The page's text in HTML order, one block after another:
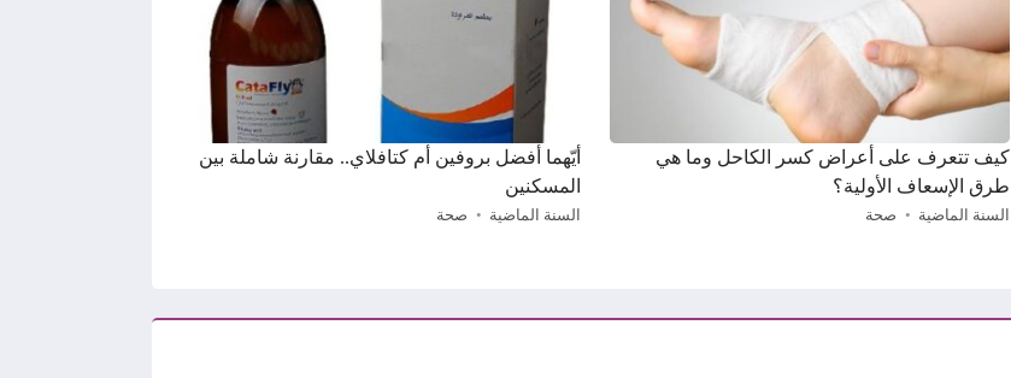
كيف تتعرف على أعراض كسر الكاحل وما هي
طرق الإسعاف الأولية؟
السنة الماضية صحة
أيّهما أفضل بروفين أم كتافلاي.. مقارنة شاملة بين
المسكنين
السنة الماضية صحة